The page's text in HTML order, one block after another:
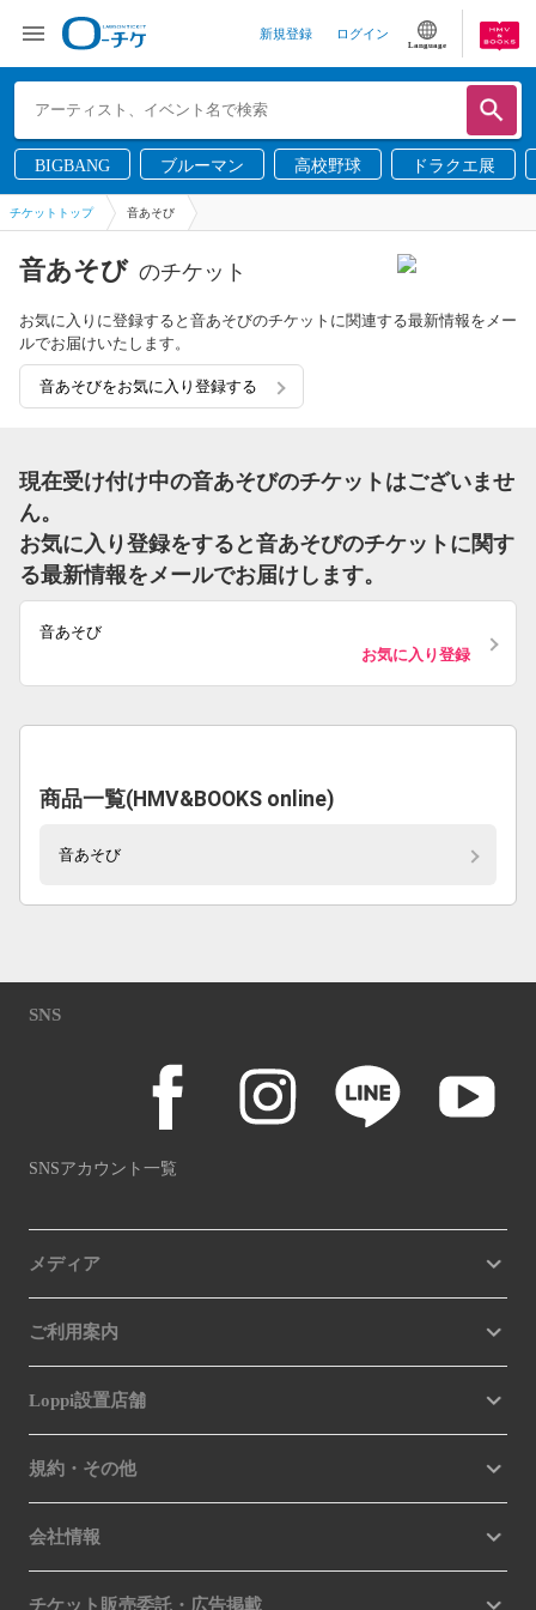
新規登録 ログイン
Language
BIGBANG ブルーマン 高校野球 ドラクエ展
チケットトップ 音あそび
音あそび のチケット
お気に入りに登録すると音あそびのチケットに関連する最新情報をメー
ルでお届けいたします。
音あそびをお気に入り登録する
現在受け付け中の音あそびのチケットはございませ
ん。
お気に入り登録をすると音あそびのチケットに関す
る最新情報をメールでお届けします。
音あそび
お気に入り登録
商品一覧(HMV&BOOKS online)
音あそび
SNS
SNSアカウント一覧
メディア
ご利用案内
Loppi設置店舗
規約・その他
会社情報
チケット販売委託・広告掲載